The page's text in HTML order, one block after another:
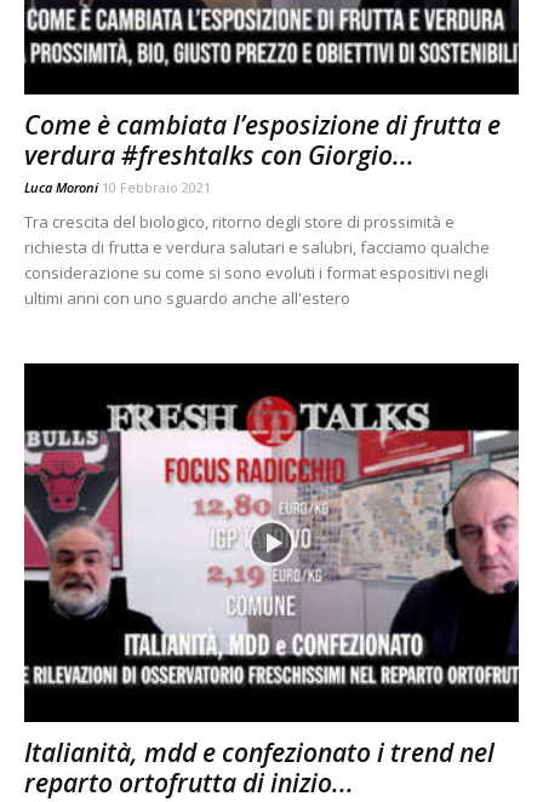
Come è cambiata l’esposizione di frutta e
verdura #freshtalks con Giorgio...
Luca Moroni 10 Febbraio 2021
Tra crescita del biologico, ritorno degli store di prossimità e
richiesta di frutta e verdura salutari e salubri, facciamo qualche
considerazione su come si sono evoluti i format espositivi negli
ultimi anni con uno sguardo anche all'estero
Italianità, mdd e confezionato i trend nel
reparto ortofrutta di inizio...